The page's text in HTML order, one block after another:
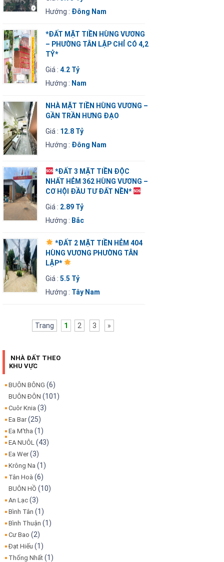
Hướng : Đông Nam
*ĐẤT MẶT TIỀN HÙNG VƯƠNG
– PHƯỜNG TÂN LẬP CHỈ CÓ 4,2
TỶ*
Giá :4.2 Tỷ
Hướng : Nam
NHÀ MẶT TIỀN HÙNG VƯƠNG –
GẦN TRẦN HƯNG ĐẠO
Giá : 12.8 Tỷ
Hướng : Đông Nam
*ĐẤT 3 MẶT TIỀN ĐỘC
NHẤT HẺM 362 HÙNG VƯƠNG –
CƠ HỘI ĐẦU TƯ ĐẤT NỀN*
Giá : 2.89 Tỷ
Hướng : Bắc
*ĐẤT 2 MẶT TIỀN HẺM 404
HÙNG VƯƠNG PHƯỜNG TÂN
LẬP*
Giá :5.5 Tỷ
Hướng : Tây Nam
Trang 1 2 3 »
NHÀ ĐẤT THEO
KHU VỰC
BUÔN BÔNG (6)
BUÔN ĐÔN (101)
Cuôr Knia (3)
Ea Bar(25)
Ea M'tha (1)
EA NUÔL (43)
Ea Wer(3)
Krông Na (1)
Tân Hoà (6)
BUÔN HỒ (10)
An Lạc (3)
Bình Tân (1)
Bình Thuận (1)
Cư Bao (2)
Đạt Hiếu (1)
Thống Nhất (1)